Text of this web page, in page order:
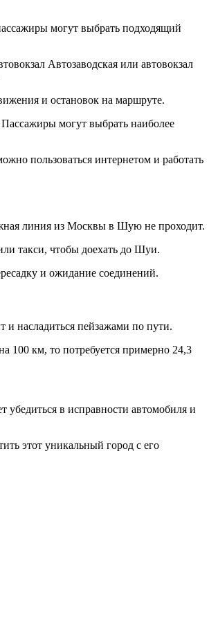
могут выбрать подходящий
Автозаводская или автовокзал
и остановок на маршруте.
могут выбрать наиболее
пользоваться интернетом и работать
линия из Москвы в Шую не проходит.
такси, чтобы доехать до Шуи.
и ожидание соединений.
и насладиться пейзажами по пути.
100 км, то потребуется примерно 24,3
в исправности автомобиля и
этот уникальный город с его